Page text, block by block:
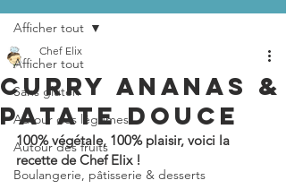
Afficher tout
Sans gluten
Autour des légumes
Autour des fruits
Boulangerie, pâtisserie & desserts
Afficher tout
CURRY ANANAS &
PATATE DOUCE
Chef Elix
100% végétale, 100% plaisir, voici la
recette de Chef Elix !